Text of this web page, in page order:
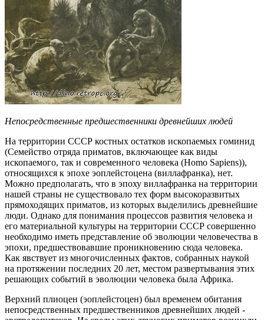
Непосредственные предшественники древнейших людей
На территории СССР костных остатков ископаемых гоминид
(Семейство отряда приматов, включающее как виды
ископаемого, так и современного человека (Homo Sapiens)),
относящихся к эпохе эоплейстоцена (виллафранка), нет.
Можно предполагать, что в эпоху виллафранка на территории
нашей страны не существовало тех форм высокоразвитых
прямоходящих приматов, из которых выделились древнейшие
люди. Однако для понимания процессов развития человека и
его материальной культуры на территории СССР совершенно
необходимо иметь представление об эволюции человечества в
эпохи, предшествовавшие проникновению сюда человека.
Как явствует из многочисленных фактов, собранных наукой
на протяжении последних 20 лет, местом развертывания этих
решающих событий в эволюции человека была Африка.
Верхний плиоцен (эоплейстоцен) был временем обитания
непосредственных предшественников древнейших людей -